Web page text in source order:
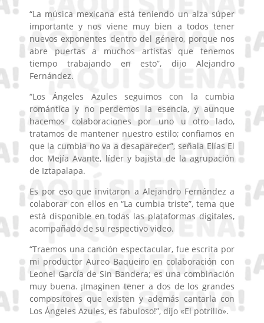
“La música mexicana está teniendo un alza súper
importante y nos viene muy bien a todos tener
nuevos exponentes dentro del género, porque nos
abre puertas a muchos artistas que tenemos
tiempo trabajando en esto”, dijo Alejandro
Fernández.
“Los Ángeles Azules seguimos con la cumbia
romántica y no perdemos la esencia, y aunque
hacemos colaboraciones por uno u otro lado,
tratamos de mantener nuestro estilo; confiamos en
que la cumbia no va a desaparecer”, señala Elías El
doc Mejía Avante, líder y bajista de la agrupación
de Iztapalapa.
Es por eso que invitaron a Alejandro Fernández a
colaborar con ellos en “La cumbia triste”, tema que
está disponible en todas las plataformas digitales,
acompañado de su respectivo video.
“Traemos una canción espectacular, fue escrita por
mi productor Aureo Baqueiro en colaboración con
Leonel García de Sin Bandera; es una combinación
muy buena. ¡Imaginen tener a dos de los grandes
compositores que existen y además cantarla con
Los Ángeles Azules, es fabuloso!”, dijo «El potrillo».